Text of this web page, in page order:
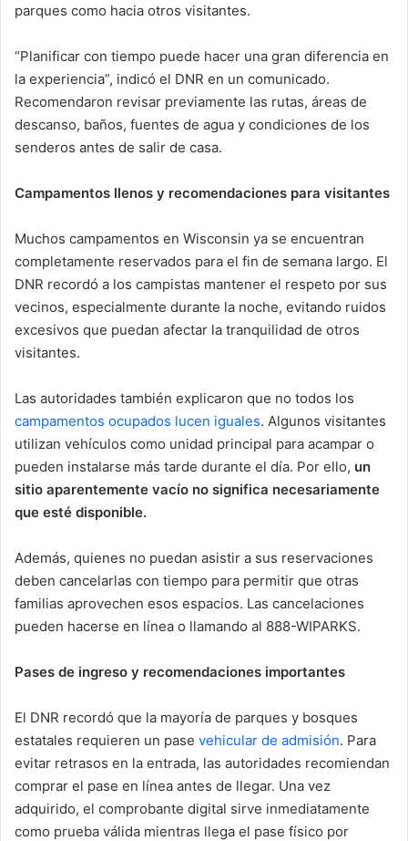
parques como hacia otros visitantes.
“Planificar con tiempo puede hacer una gran diferencia en
la experiencia”, indicó el DNR en un comunicado.
Recomendaron revisar previamente las rutas, áreas de
descanso, baños, fuentes de agua y condiciones de los
senderos antes de salir de casa.
Campamentos llenos y recomendaciones para visitantes
Muchos campamentos en Wisconsin ya se encuentran
completamente reservados para el fin de semana largo. El
DNR recordó a los campistas mantener el respeto por sus
vecinos, especialmente durante la noche, evitando ruidos
excesivos que puedan afectar la tranquilidad de otros
visitantes.
Las autoridades también explicaron que no todos los
campamentos ocupados lucen iguales. Algunos visitantes
utilizan vehículos como unidad principal para acampar o
pueden instalarse más tarde durante el día. Por ello, un
sitio aparentemente vacío no significa necesariamente
que esté disponible.
Además, quienes no puedan asistir a sus reservaciones
deben cancelarlas con tiempo para permitir que otras
familias aprovechen esos espacios. Las cancelaciones
pueden hacerse en línea o llamando al 888-WIPARKS.
Pases de ingreso y recomendaciones importantes
El DNR recordó que la mayoría de parques y bosques
estatales requieren un pase vehicular de admisión. Para
evitar retrasos en la entrada, las autoridades recomiendan
comprar el pase en línea antes de llegar. Una vez
adquirido, el comprobante digital sirve inmediatamente
como prueba válida mientras llega el pase físico por